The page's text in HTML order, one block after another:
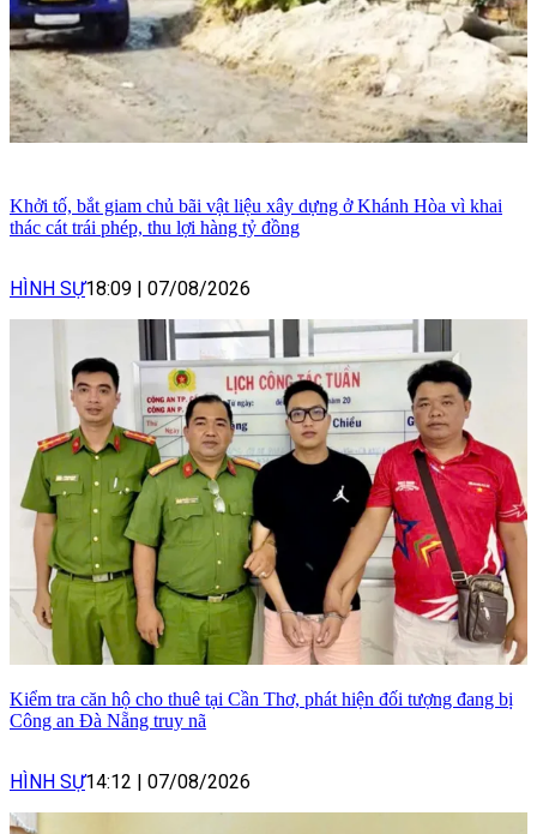
Khởi tố, bắt giam chủ bãi vật liệu xây dựng ở Khánh Hòa vì khai
thác cát trái phép, thu lợi hàng tỷ đồng
HÌNH SỰ18:09 | 07/08/2026
Kiểm tra căn hộ cho thuê tại Cần Thơ, phát hiện đối tượng đang bị
Công an Đà Nẵng truy nã
HÌNH SỰ14:12 | 07/08/2026